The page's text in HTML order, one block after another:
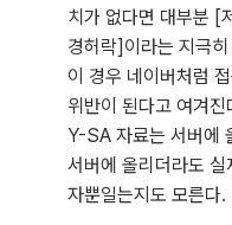
치가 없다면 대부분 [
경허락]이라는 지극
이 경우 네이버처럼
위반이 된다고 여겨
Y-SA 자료는 서버에
서버에 올리더라도
자뿐일는지도 모른다.